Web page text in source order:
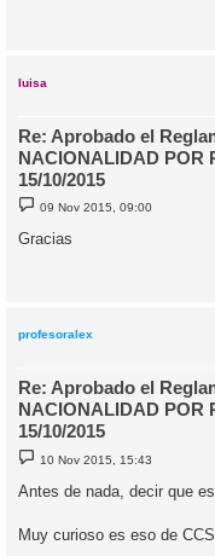
luisa
Re: Aprobado el
NACIONALIDAD POR
15/10/2015
M
e
s
09 Nov 2015, 09:00
Gracias
profesoralex
Re: Aprobado el
NACIONALIDAD POR
15/10/2015
M
e
s
e
10 Nov 2015, 15:43
Antes de nada, decir que
Muy curioso es eso de